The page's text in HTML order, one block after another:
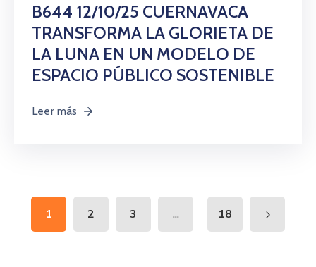
B644 12/10/25 CUERNAVACA
TRANSFORMA LA GLORIETA DE
LA LUNA EN UN MODELO DE
ESPACIO PÚBLICO SOSTENIBLE
Leer más
1 2 3 ... 18